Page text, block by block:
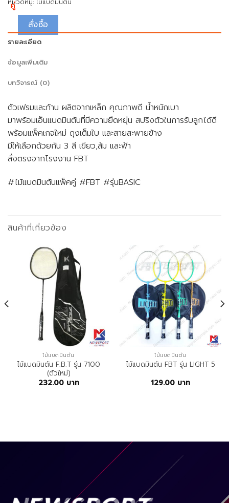
คู่
สั่งซื้อ
หมวดหมู่:ไม้แบดมินตัน
รายละเอียด
ข้อมูลเพิ่มเติม
บทวิจารณ์ (0)
ตัวเฟรมและก้าน ผลิตจากเหล็ก คุณภาพดี น้ำหนักเบา
มาพร้อมเอ็นแบดมินตันที่มีความยืดหยุ่น สปริงตัวในการรับลูกได้ดี
พร้อมแพ็คเกจใหม่ ถุงเต็มใบ และสายสะพายข้าง
มีให้เลือกด้วยกัน 3 สี เขียว,ส้ม และฟ้า
สั่งตรงจากโรงงาน FBT
#ไม้แบดมินตันแพ็คคู่ #FBT #รุ่นBASIC
สินค้าที่เกี่ยวข้อง
ไม้แบดมินตัน
ไม้แบดมินตัน F.B.T รุ่น 7100
(ตัวใหม่)
232.00 บาท
ไม้แบดมินตัน
ไม้แบดมินตัน FBT รุ่น LIGHT 5
129.00 บาท